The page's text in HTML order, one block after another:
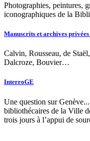
Photographies, peintures,
iconographiques de la
Manuscrits et archives
Calvin, Rousseau, de
Dalcroze, Bouvier…
InterroGE
Une question sur
bibliothécaires de la Ville
trois jours à l’appui de